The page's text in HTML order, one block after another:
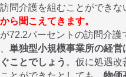
問介護を組むことができな
ら聞こえてきます。
72.2パーセントの訪問介護
単独型小規模事業所の経営
ことでしょう 。仮に処遇改